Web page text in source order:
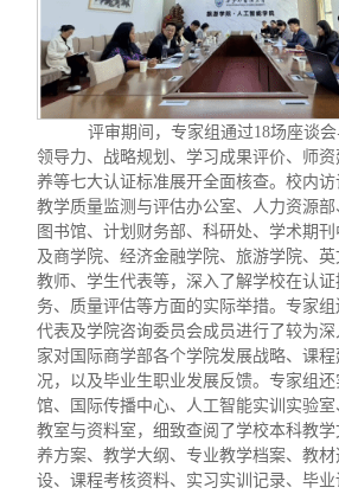
评审期间，专家组通过18场座谈
领导力、战略规划、学习成果评价、师
养等七大认证标准展开全面核查。校内访
教学质量监测与评估办公室、人力资源部
图书馆、计划财务部、科研处、学术期
及商学院、经济金融学院、旅游学院、
教师、学生代表等，深入了解学校在认
务、质量评估等方面的实际举措。专家
代表及学院咨询委员会成员进行了较为
家对国际商学部各个学院发展战略、课
况，以及毕业生职业发展反馈。专家组
馆、国际传播中心、人工智能实训实验
教室与资料室，细致查阅了学校本科教
养方案、教学大纲、专业教学档案、教
设、课程考核资料、实习实训记录、毕